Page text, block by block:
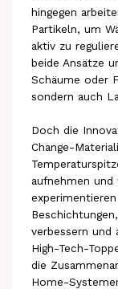
hingegen
Partikeln, um
aktiv zu
beide Ansätze
Schäume oder
sondern auch
Doch die
Change-
aufnehmen und
verbessern und
High-Tech-
die
Home-